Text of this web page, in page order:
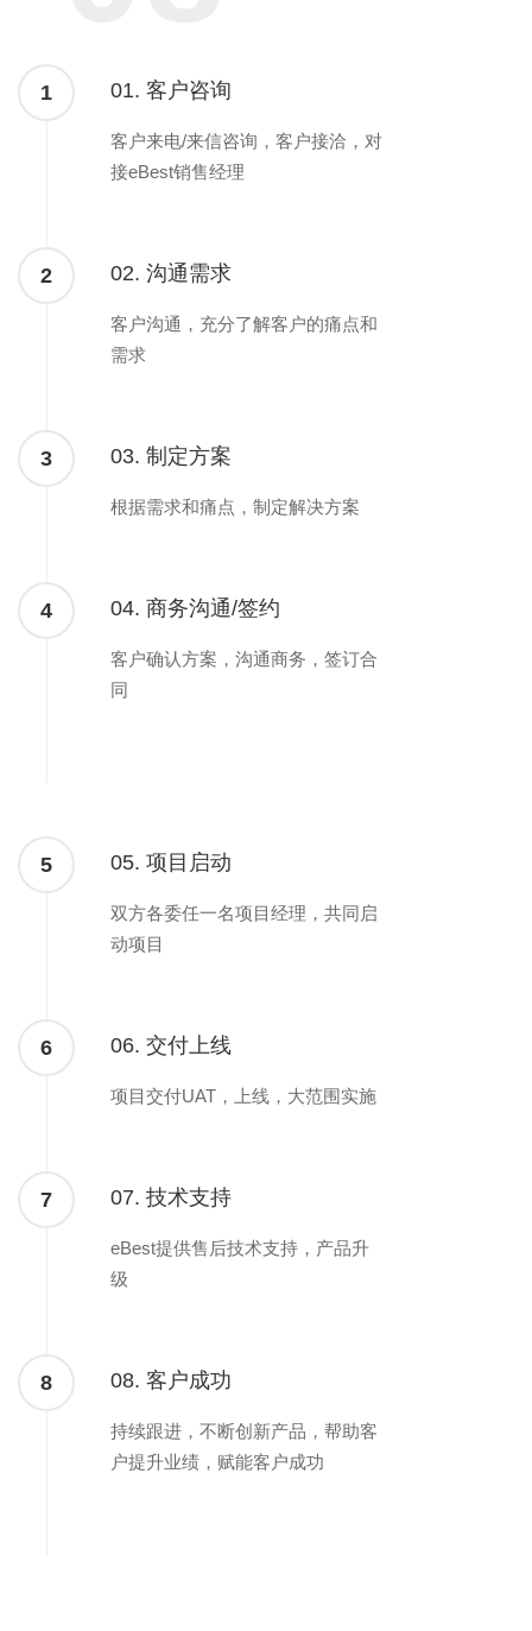
1 01. 客户咨询
客户来电/来信咨询，客户接洽，对
接eBest销售经理
2 02. 沟通需求
客户沟通，充分了解客户的痛点和
需求
3 03. 制定方案
根据需求和痛点，制定解决方案
4 04. 商务沟通/签约
客户确认方案，沟通商务，签订合
同
5 05. 项目启动
双方各委任一名项目经理，共同启
动项目
6 06. 交付上线
项目交付UAT，上线，大范围实施
7 07. 技术支持
eBest提供售后技术支持，产品升
级
8 08. 客户成功
持续跟进，不断创新产品，帮助客
户提升业绩，赋能客户成功